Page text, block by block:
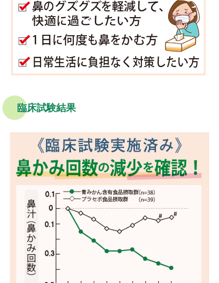
臨床試験結果